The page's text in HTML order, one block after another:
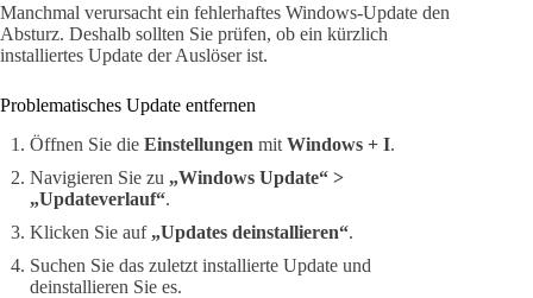
Manchmal verursacht ein fehlerhaftes Windows-Update den
Absturz. Deshalb sollten Sie prüfen, ob ein kürzlich
installiertes Update der Auslöser ist.
Problematisches Update entfernen
Öffnen Sie die Einstellungen mit Windows + I.
Navigieren Sie zu „Windows Update“ >
„Updateverlauf“.
Klicken Sie auf „Updates deinstallieren“.
Suchen Sie das zuletzt installierte Update und
deinstallieren Sie es.